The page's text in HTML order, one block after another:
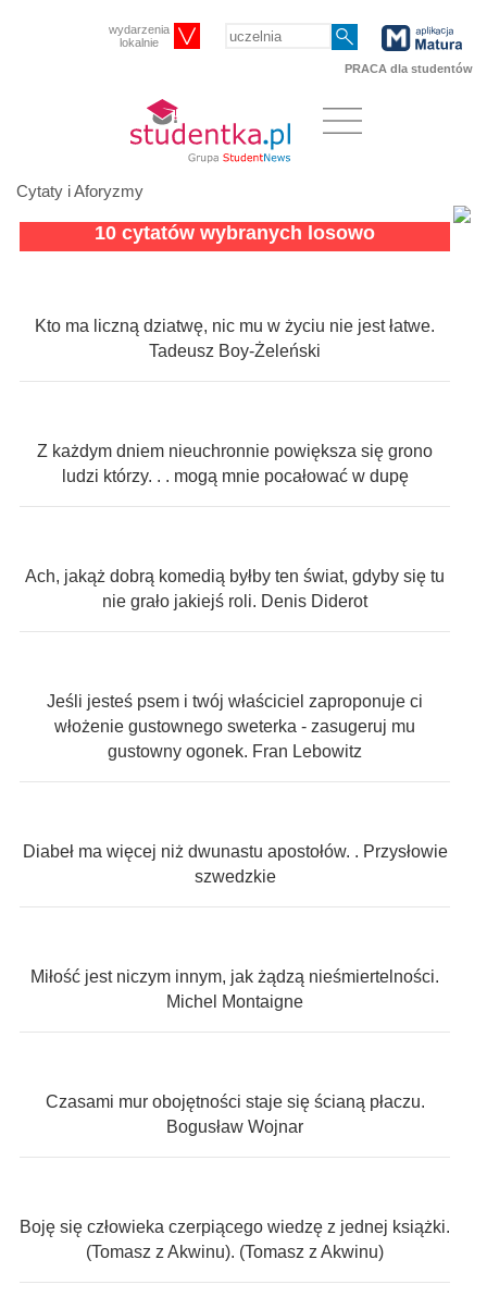
wydarzenia
lokalnie
PRACA dla studentów
Cytaty i Aforyzmy
10 cytatów wybranych losowo
Kto ma liczną dziatwę, nic mu w życiu nie jest łatwe.
Tadeusz Boy-Żeleński
Z każdym dniem nieuchronnie powiększa się grono
ludzi którzy. . . mogą mnie pocałować w dupę
Ach, jakąż dobrą komedią byłby ten świat, gdyby się tu
nie grało jakiejś roli. Denis Diderot
Jeśli jesteś psem i twój właściciel zaproponuje ci
włożenie gustownego sweterka - zasugeruj mu
gustowny ogonek. Fran Lebowitz
Diabeł ma więcej niż dwunastu apostołów. . Przysłowie
szwedzkie
Miłość jest niczym innym, jak żądzą nieśmiertelności.
Michel Montaigne
Czasami mur obojętności staje się ścianą płaczu.
Bogusław Wojnar
Boję się człowieka czerpiącego wiedzę z jednej książki.
(Tomasz z Akwinu). (Tomasz z Akwinu)